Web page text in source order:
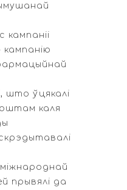
што ўцякалі
каля
прывялі да